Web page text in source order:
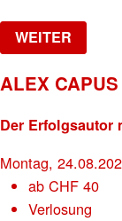
WEITER
ALEX
Der Erfolgsautor
Montag,
abCHF 40
Verlosung